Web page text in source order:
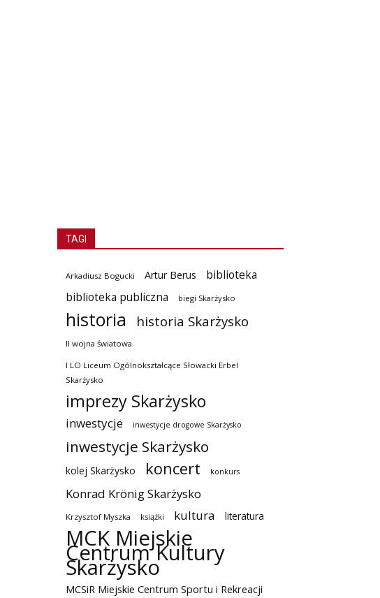
TAGI
Arkadiusz Bogucki Artur Berus
biblioteka
biblioteka publiczna
biegi Skarżysko
historia historia Skarżysko
II wojna światowa
I LO Liceum Ogólnokształcące Słowacki Erbel
Skarżysko
imprezy Skarżysko
inwestycje inwestycje drogowe Skarżysko
inwestycje Skarżysko
kolej Skarżysko koncert konkurs
Konrad Krönig Skarżysko
Krzysztof Myszka książki kultura literatura
MCK Miejskie
Centrum Kultury
Skarżysko
MCSiR Miejskie Centrum Sportu i Rekreacji